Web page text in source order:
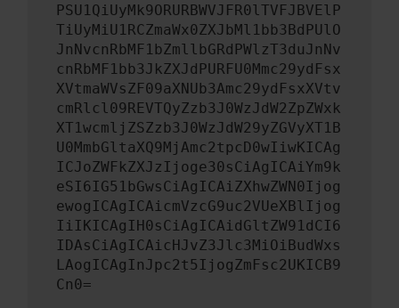
PSU1QiUyMk9ORURBWVJFR0lTVFJBVElP
TiUyMiU1RCZmaWx0ZXJbMl1bb3BdPUlO
JnNvcnRbMF1bZmllbGRdPWlzT3duJnNv
cnRbMF1bb3JkZXJdPURFU0Mmc29ydFsx
XVtmaWVsZF09aXNUb3Amc29ydFsxXVtv
cmRlcl09REVTQyZzb3J0WzJdW2ZpZWxk
XT1wcmljZSZzb3J0WzJdW29yZGVyXT1B
U0MmbGltaXQ9MjAmc2tpcD0wIiwKICAg
ICJoZWFkZXJzIjoge30sCiAgICAiYm9k
eSI6IG51bGwsCiAgICAiZXhwZWN0Ijog
ewogICAgICAicmVzcG9uc2VUeXBlIjog
IiIKICAgIH0sCiAgICAidGltZW91dCI6
IDAsCiAgICAicHJvZ3Jlc3MiOiBudWxs
LAogICAgInJpc2t5IjogZmFsc2UKICB9
Cn0=